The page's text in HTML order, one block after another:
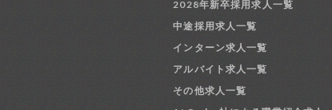
2028年新卒採用求人一覧
中途採用求人一覧
インターン求人一覧
アルバイト求人一覧
その他求人一覧